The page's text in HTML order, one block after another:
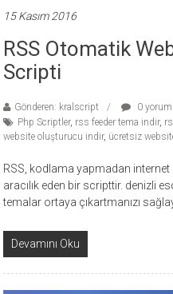
15 Kasım 2016
RSS Otomatik
Scripti
Gönderen: kralscript
0 yorum
Php Scriptler, rss feeder tema indir,
website oluşturucu indir, ücretsiz
RSS, kodlama yapmadan internet
aracılık eden bir scripttir. denizli
temalar ortaya çıkartmanızı
Devamını Oku